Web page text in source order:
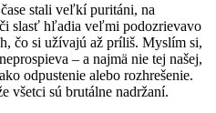
stali veľkí puritáni, na
slasť hľadia veľmi podozrievavo
čo si užívajú až príliš. Myslím si,
– a najmä nie tej našej,
odpustenie alebo rozhrešenie.
všetci sú brutálne nadržaní.